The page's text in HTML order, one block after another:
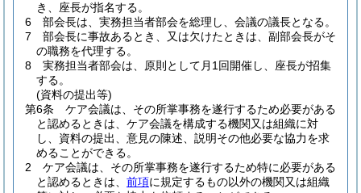
き、座長が指名する。
6
部会長は、実務担当者部会を総理し、会議の議長となる。
7
部会長に事故あるとき、又は欠けたときは、副部会長がそ
の職務を代理する。
8
実務担当者部会は、原則として月1回開催し、座長が招集
する。
(資料の提出等)
第6条
ケア会議は、その所掌事務を遂行するため必要がある
と認めるときは、ケア会議を構成する機関又は組織に対
し、資料の提出、意見の陳述、説明その他必要な協力を求
めることができる。
2
ケア会議は、その所掌事務を遂行するため特に必要がある
と認めるときは、 前項に規定するもの以外の機関又は組織